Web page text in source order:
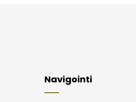
Navigointi